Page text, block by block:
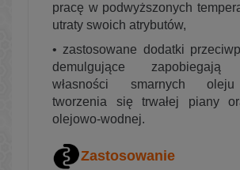
pracę w podwyższonych
utraty swoich atrybutów,
• zastosowane dodatki
demulgujące zapobiegają
własności smarnych
tworzenia się trwałej piany
olejowo-wodnej.
Zastosowanie